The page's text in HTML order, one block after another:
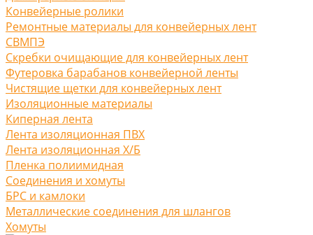
Конвейерные ролики
Ремонтные материалы для конвейерных лент
СВМПЭ
Скребки очищающие для конвейерных лент
Футеровка барабанов конвейерной ленты
Чистящие щетки для конвейерных лент
Изоляционные материалы
Киперная лента
Лента изоляционная ПВХ
Лента изоляционная Х/Б
Пленка полиимидная
Соединения и хомуты
БРС и камлоки
Металлические соединения для шлангов
Хомуты